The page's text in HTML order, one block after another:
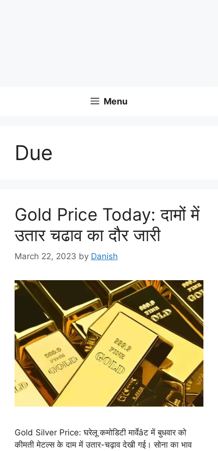
Menu
Due
Gold Price Today: दामों में
उतार चढाव का दौर जारी
March 22, 2023 by Danish
Gold Silver Price: घरेलू कमोडिटी मार्वेâट में बुधवार को
कीमती मेटल्स के दाम में उतार-चढ़ाव देखी गई। सोना का भाव